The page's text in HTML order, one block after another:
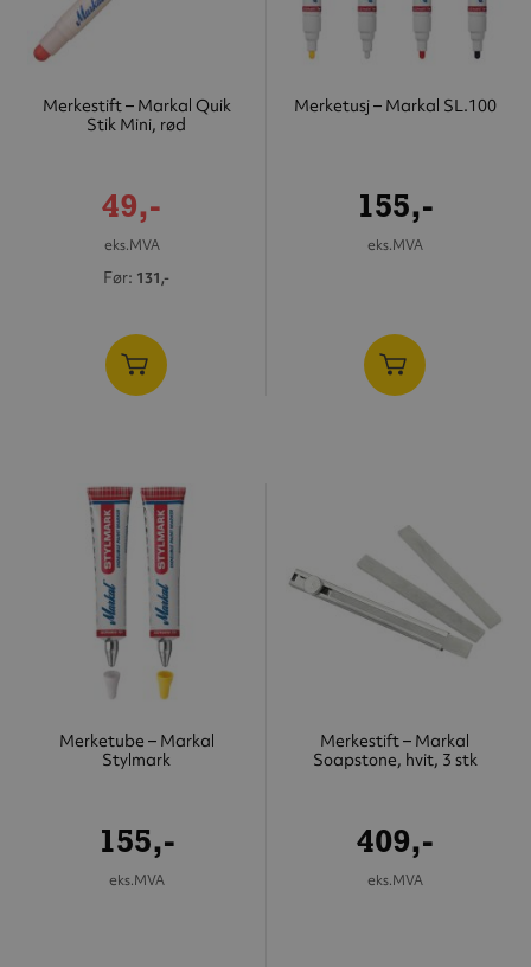
Merkestift – Markal Quik
Stik Mini, rød
Tilbudspris
49,-
eks.MVA
Før 131,-
Merketusj – Markal SL.100
155,-
eks.MVA
Merketube – Markal
Stylmark
155,-
eks.MVA
Merkestift – Markal
Soapstone, hvit, 3 stk
409,-
eks.MVA